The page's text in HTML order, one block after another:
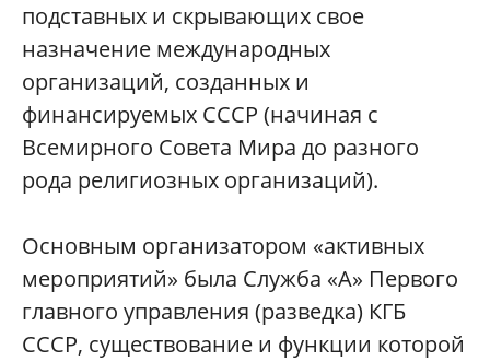
подставных и скрывающих свое
назначение международных
организаций, созданных и
финансируемых СССР (начиная с
Всемирного Совета Мира до разного
рода религиозных организаций).
Основным организатором «активных
мероприятий» была Служба «А» Первого
главного управления (разведка) КГБ
СССР, существование и функции которой